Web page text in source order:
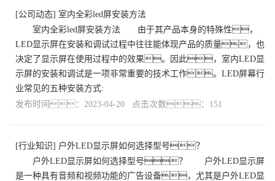
[公司动态] 室内全彩led屏安装方法
室内全彩led屏安装方法 由于其产品本身的特殊性，
LED显示屏在安装和调试过程中往往能体现产品的质量，也
决定了显示屏在使用过程中的效果。因此，室内LED显
示屏的安装和调试是一项非常重要的技术工作。LED屏幕行
业常见的五种安装方式:
发布时间：2023-04-20 点击次数：151
[行业知识] 户外LED显示屏如何选择型号？
户外LED显示屏如何选择型号？ 户外LED显示屏
是一种具有音频和视频功能的广告设备，尤其是户外LED显